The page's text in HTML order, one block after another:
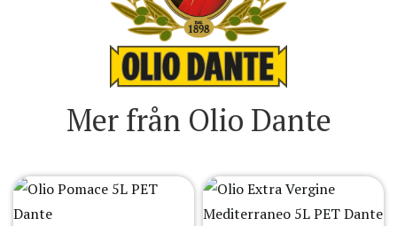
Mer från Olio Dante